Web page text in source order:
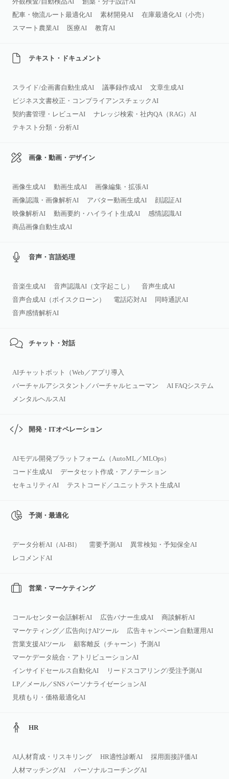
配車・物流ルート最適化AI
素材開発AI
在庫最適化AI（小売）
スマート農業AI
医療AI 教育AI
テキスト・ドキュメント
スライド/企画書自動生成AI 議事録作成AI
文章生成AI
ビジネス文書校正・コンプライアンスチェックAI
契約書管理・レビューAI
ナレッジ検索・社内QA（RAG）AI
テキスト分類・分析AI
画像・動画・デザイン
画像生成AI 動画生成AI
画像編集・拡張AI
画像認識・画像解析AI
アバター動画生成AI
顔認証AI
映像解析AI
動画要約・ハイライト生成AI
感情認識AI
商品画像自動生成AI
音声・言語処理
音楽生成AI 音声認識AI（文字起こし）
音声生成AI
音声合成AI（ボイスクローン）
電話応対AI
同時通訳AI
音声感情解析AI
チャット・対話
AIチャットボット（Web／アプリ導入
バーチャルアシスタント／バーチャルヒューマン
AI FAQシステム
メンタルヘルスAI
開発・ITオペレーション
AIモデル開発プラットフォーム（AutoML／MLOps）
コード生成AI
データセット作成・アノテーション
セキュリティAI
テストコード／ユニットテスト生成AI
予測・最適化
データ分析AI（AI‑BI） 需要予測AI
異常検知・予知保全AI
レコメンドAI
営業・マーケティング
コールセンター会話解析AI 広告バナー生成AI
商談解析AI
マーケティング／広告向けAIツール
広告キャンペーン自動運用AI
営業支援AIツール
顧客離反（チャーン）予測AI
マーケデータ統合・アトリビューションAI
インサイドセールス自動化AI
リードスコアリング/受注予測AI
LP／メール／SNS パーソナライゼーションAI
見積もり・価格最適化AI
HR
AI人材育成・リスキリング HR適性診断AI
採用面接評価AI
人材マッチングAI
パーソナルコーチングAI